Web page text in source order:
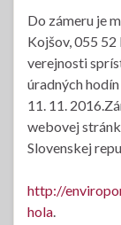
Do zámeru je
Kojšov, 055
verejnosti
úradných
11. 11.
webovej
Slovenskej
http://
hola.